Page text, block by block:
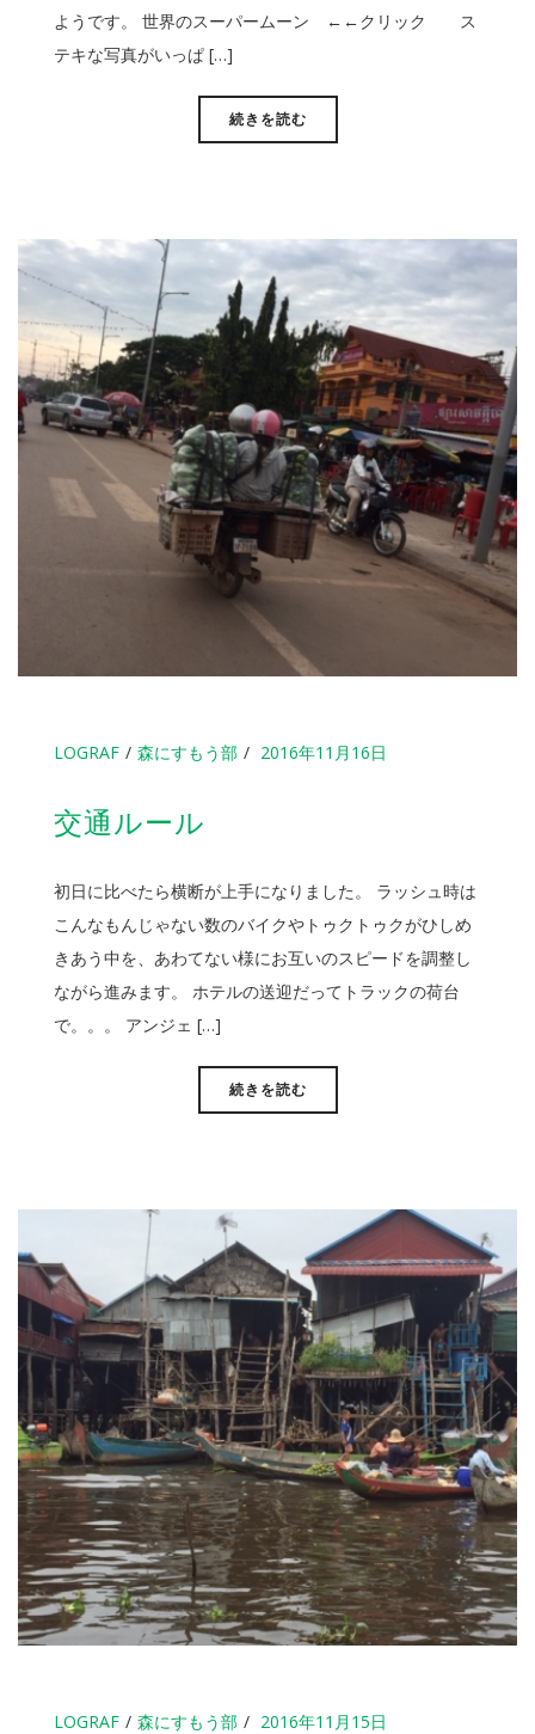
ようです。 世界のスーパームーン ←←クリック ス
テキな写真がいっぱ […]
続きを読む
LOGRAF 森にすもう部 2016年11月16日
交通ルール
初日に比べたら横断が上手になりました。 ラッシュ時は
こんなもんじゃない数のバイクやトゥクトゥクがひしめ
きあう中を、あわてない様にお互いのスピードを調整し
ながら進みます。 ホテルの送迎だってトラックの荷台
で。。。 アンジェ […]
続きを読む
LOGRAF 森にすもう部 2016年11月15日